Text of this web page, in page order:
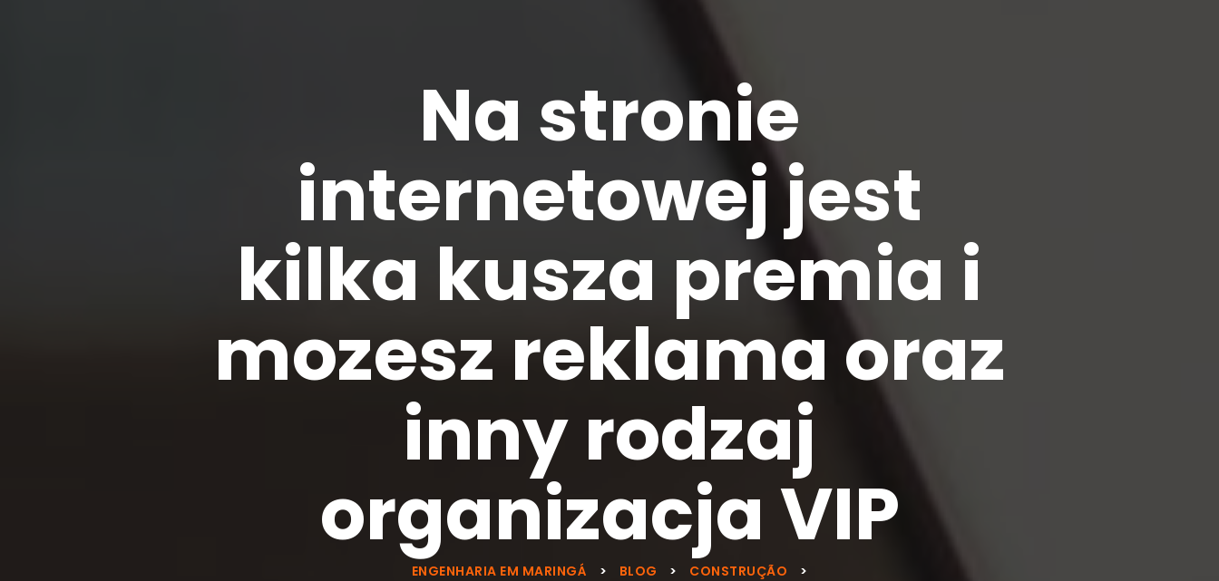
Na stronie
internetowej jest
kilka kusza premia i
mozesz reklama oraz
inny rodzaj
organizacja VIP
ENGENHARIA EM MARINGÁ > BLOG > CONSTRUÇÃO
>